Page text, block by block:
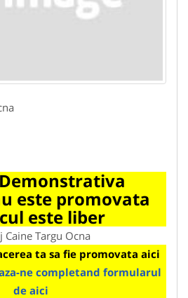
este promovata
este liber
Caine Targu Ocna
ta sa fie promovata aici
ne completand formularul
de aici